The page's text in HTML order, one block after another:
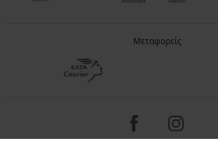
Μεταφορείς